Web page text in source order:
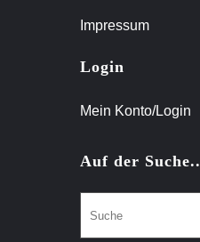
Impressum
Login
Mein Konto/Login
Auf der Suche..